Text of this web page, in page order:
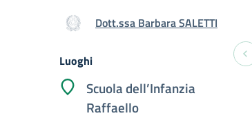
Dott.ssa Barbara SALETTI
Luoghi
Scuola dell’Infanzia
Raffaello